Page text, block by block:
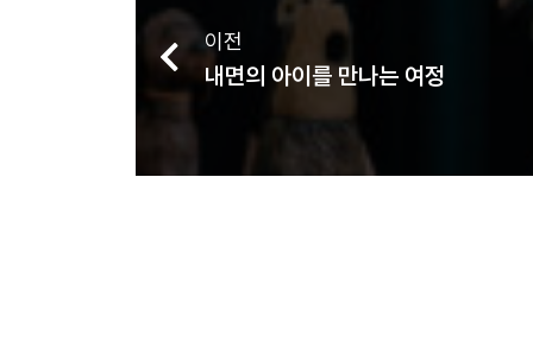
이전
내면의 아이를 만나는 여정